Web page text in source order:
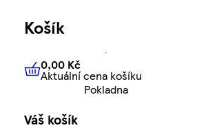
Košík
0,00 KčAktuální cena košíku
0,00 Kč
Aktuální cena košíku
Pokladna
Váš košík